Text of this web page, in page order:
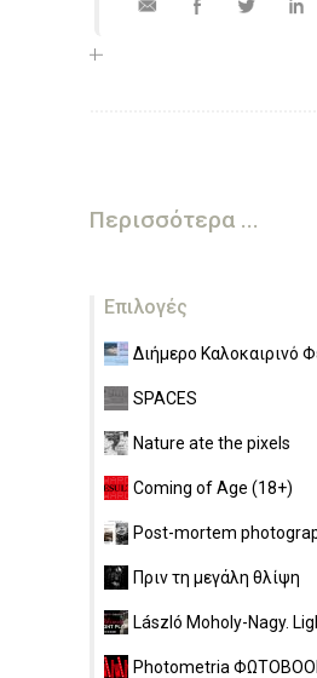
Περισσότερα ...
Επιλογές
Διήμερο Καλοκαιρινό
SPACES
Nature ate the pixels
Coming of Age (18+)
Post-mortem
Πριν τη μεγάλη θλίψη
László Moholy-Nagy.
Photometria